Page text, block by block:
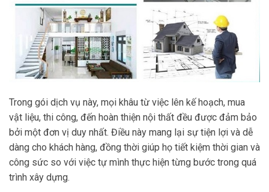
Trong gói dịch vụ này, mọi khâu từ việc lên kế hoạch, mua
vật liệu, thi công, đến hoàn thiện nội thất đều được đảm bảo
bởi một đơn vị duy nhất. Điều này mang lại sự tiện lợi và dễ
dàng cho khách hàng, đồng thời giúp họ tiết kiệm thời gian và
công sức so với việc tự mình thực hiện từng bước trong quá
trình xây dựng.